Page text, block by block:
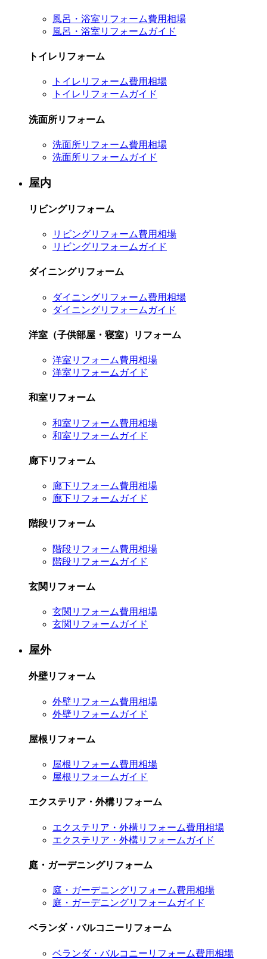
風呂・浴室リフォーム費用相場
風呂・浴室リフォームガイド
トイレリフォーム
トイレリフォーム費用相場
トイレリフォームガイド
洗面所リフォーム
洗面所リフォーム費用相場
洗面所リフォームガイド
屋内
リビングリフォーム
リビングリフォーム費用相場
リビングリフォームガイド
ダイニングリフォーム
ダイニングリフォーム費用相場
ダイニングリフォームガイド
洋室（子供部屋・寝室）リフォーム
洋室リフォーム費用相場
洋室リフォームガイド
和室リフォーム
和室リフォーム費用相場
和室リフォームガイド
廊下リフォーム
廊下リフォーム費用相場
廊下リフォームガイド
階段リフォーム
階段リフォーム費用相場
階段リフォームガイド
玄関リフォーム
玄関リフォーム費用相場
玄関リフォームガイド
屋外
外壁リフォーム
外壁リフォーム費用相場
外壁リフォームガイド
屋根リフォーム
屋根リフォーム費用相場
屋根リフォームガイド
エクステリア・外構リフォーム
エクステリア・外構リフォーム費用相場
エクステリア・外構リフォームガイド
庭・ガーデニングリフォーム
庭・ガーデニングリフォーム費用相場
庭・ガーデニングリフォームガイド
ベランダ・バルコニーリフォーム
ベランダ・バルコニーリフォーム費用相場